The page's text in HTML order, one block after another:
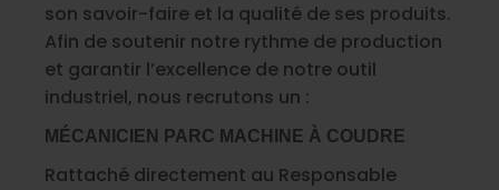
son savoir-faire et la qualité de ses produits.
Afin de soutenir notre rythme de production
et garantir l’excellence de notre outil
industriel, nous recrutons un :
MÉCANICIEN PARC MACHINE À COUDRE
Rattaché directement au Responsable